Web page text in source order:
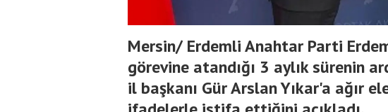
Mersin/ Erdemli Anahtar Parti
görevine atandığı 3 aylık sürenin
il başkanı Gür Arslan Yıkar'a ağır